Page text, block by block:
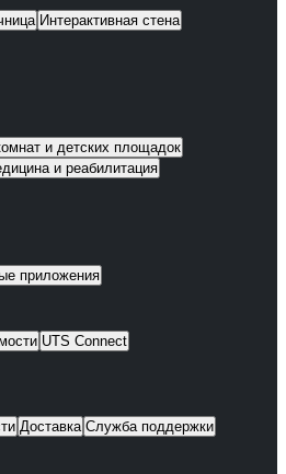
Интерактивная стена
и детских площадок
и реабилитация
приложения
UTS Connect
Доставка Служба поддержки